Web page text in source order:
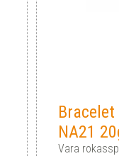
Bracelet
NA21
Vara